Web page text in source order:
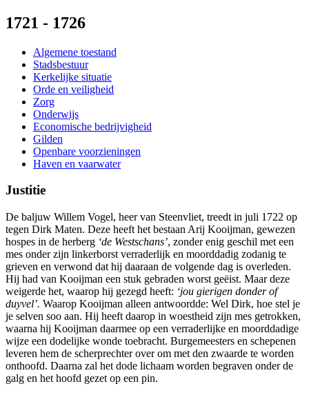
1721 - 1726
Algemene toestand
Stadsbestuur
Kerkelijke situatie
Orde en veiligheid
Zorg
Onderwijs
Economische bedrijvigheid
Gilden
Openbare voorzieningen
Haven en vaarwater
Justitie
De baljuw Willem Vogel, heer van Steenvliet, treedt in juli 1722 op
tegen Dirk Maten. Deze heeft het bestaan Arij Kooijman, gewezen
hospes in de herberg ‘de Westschans’, zonder enig geschil met een
mes onder zijn linkerborst verraderlijk en moorddadig zodanig te
grieven en verwond dat hij daaraan de volgende dag is overleden.
Hij had van Kooijman een stuk gebraden worst geëist. Maar deze
weigerde het, waarop hij gezegd heeft: ‘jou gierigen donder of
duyvel’. Waarop Kooijman alleen antwoordde: Wel Dirk, hoe stel je
je selven soo aan. Hij heeft daarop in woestheid zijn mes getrokken,
waarna hij Kooijman daarmee op een verraderlijke en moorddadige
wijze een dodelijke wonde toebracht. Burgemeesters en schepenen
leveren hem de scherprechter over om met den zwaarde te worden
onthoofd. Daarna zal het dode lichaam worden begraven onder de
galg en het hoofd gezet op een pin.